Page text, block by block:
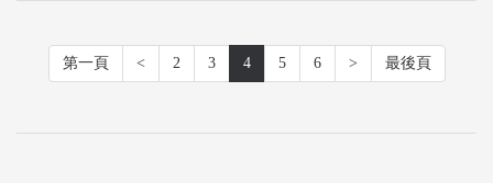
第一頁 < 2 3 4 5 6 > 最後頁